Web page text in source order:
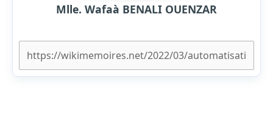
Mlle. Wafaà BENALI OUENZAR